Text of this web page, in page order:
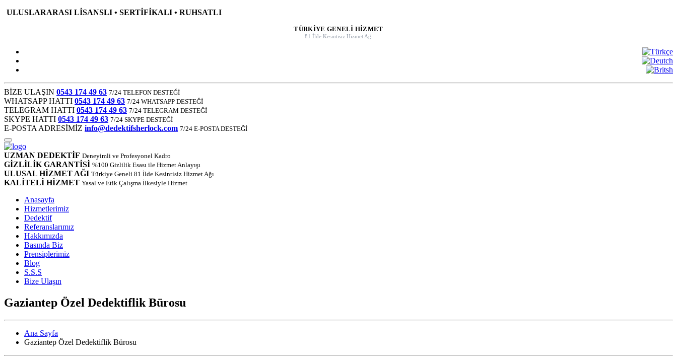
ULUSLARARASI LİSANSLI • SERTİFİKALI • RUHSATLI
TÜRKİYE GENELİ HİZMET
81 İlde Kesintisiz Hizmet Ağı
BİZE ULAŞIN 0543 174 49 63 7/24 TELEFON DESTEĞİ
WHATSAPP HATTI 0543 174 49 63 7/24 WHATSAPP DESTEĞİ
TELEGRAM HATTI 0543 174 49 63 7/24 TELEGRAM DESTEĞİ
SKYPE HATTI 0543 174 49 63 7/24 SKYPE DESTEĞİ
E-POSTA ADRESİMİZ info@dedektifsherlock.com 7/24 E-POSTA DESTEĞİ
UZMAN DEDEKTİF Deneyimli ve Profesyonel Kadro
GİZLİLİK GARANTİSİ %100 Gizlilik Esası ile Hizmet Anlayışı
ULUSAL HİZMET AĞI Türkiye Geneli 81 İlde Kesintisiz Hizmet Ağı
KALİTELİ HİZMET Yasal ve Etik Çalışma İlkesiyle Hizmet
Anasayfa
Hizmetlerimiz
Dedektif
Referanslarımız
Hakkımızda
Basında Biz
Prensiplerimiz
Blog
S.S.S
Bize Ulaşın
Gaziantep Özel Dedektiflik Bürosu
Ana Sayfa
Gaziantep Özel Dedektiflik Bürosu